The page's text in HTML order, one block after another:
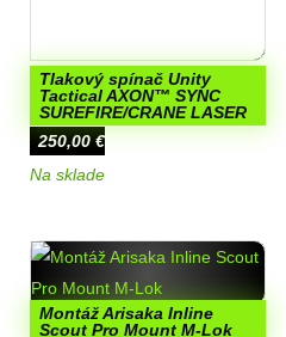
Tlakový spínač Unity
Tactical AXON™ SYNC
SUREFIRE/CRANE LASER
250,00€
Na sklade
Montáž Arisaka Inline
Scout Pro Mount M-Lok